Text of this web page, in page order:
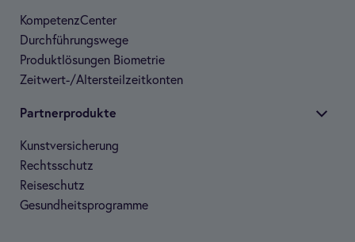
Kom­pe­tenz­Cen­ter
Durch­füh­rungs­wege
Pro­dukt­lö­sun­gen Bio­me­trie
Zeit­wert-/Alters­teil­zeit­kon­ten
Part­ner­pro­dukte
Kunst­ver­si­che­rung
Rechts­schutz
Rei­se­schutz
Gesund­heits­pro­gramme